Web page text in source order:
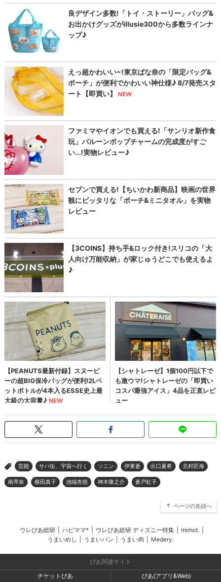
> 芸能 サバ缶、宇宙へ行く ソニン 伊東蒼 出口夏希 北村匠海
南琴奈 横田真子 池端杏慈 神木隆之介 蒼戸虹子
ページの先頭へ
ウレぴあ総研 ハピママ* ウレぴあ総研 ディズニー特集 mimot.
うまいめし
うまいパン うまい肉 Medery.
ぴあ関連サイト
チケットぴあ
ぴあ(アプリ&Web)